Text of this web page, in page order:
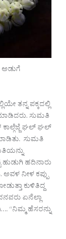
ಅಡುಗೆ
ತನ್ನ ಪಕ್ಕದಲ್ಲಿ
ಮಾಡಿದರು. ಸುಮತಿ
ಘಲ್ ಘಲ್
ಸುಮತಿ
ಹದಿನಾರು
ನೀಳ ಕಪ್ಪು
ಕುಳಿತಿದ್ದ
ಏನೆಲ್ಲಾ
“ನಿಮ್ಮ ಹೆಸರನ್ನು